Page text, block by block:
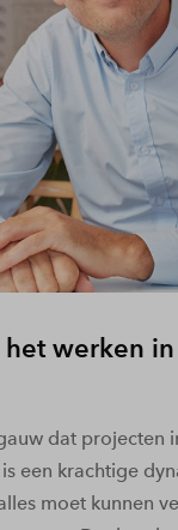
werken
dat projecten
een krachtige
moet kunnen